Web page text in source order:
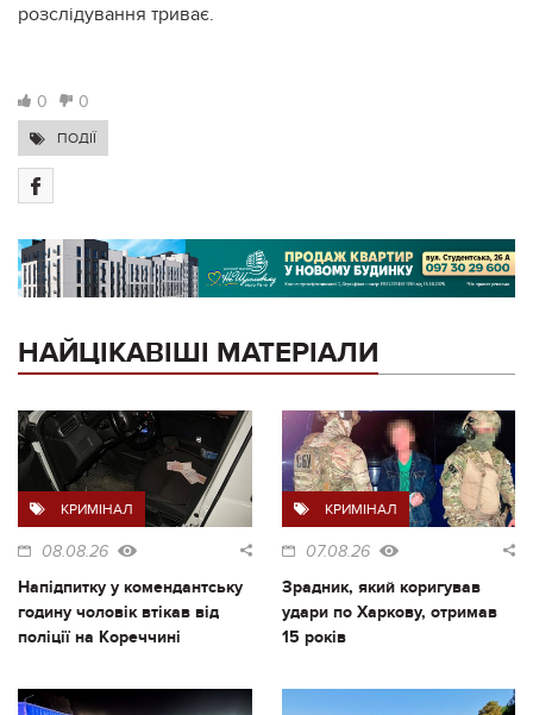
розслідування триває.
0 0
ПОДІЇ
НАЙЦІКАВІШІ МАТЕРІАЛИ
КРИМІНАЛ
08.08.26
Напідпитку у комендантську
годину чоловік втікав від
поліції на Кореччині
КРИМІНАЛ
07.08.26
Зрадник, який коригував
удари по Харкову, отримав
15 років